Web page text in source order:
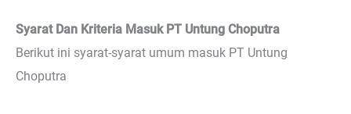
Syarat Dan Kriteria Masuk PT Untung Choputra
Berikut ini syarat-syarat umum masuk PT Untung
Choputra